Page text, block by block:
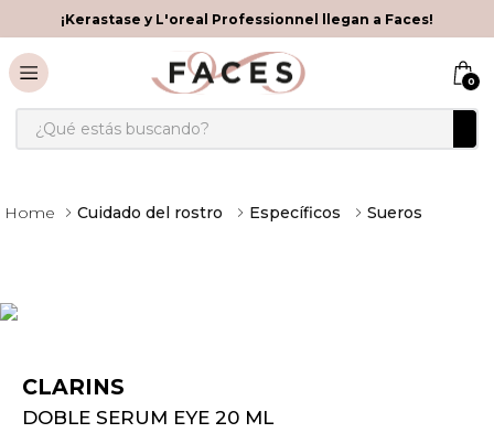
¡Kerastase y L'oreal Professionnel llegan a Faces!
0
¿Qué estás buscando?
Cuidado del rostro Específicos Sueros
CLARINS
DOBLE SERUM EYE 20 ML